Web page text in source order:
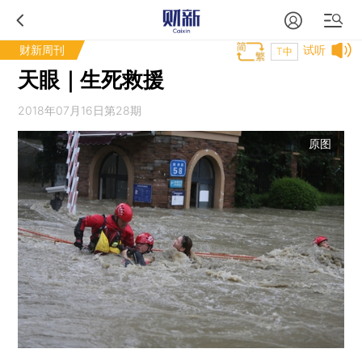
财新周刊 试听
T中
天眼｜生死救援
2018年07月16日第28期
原图